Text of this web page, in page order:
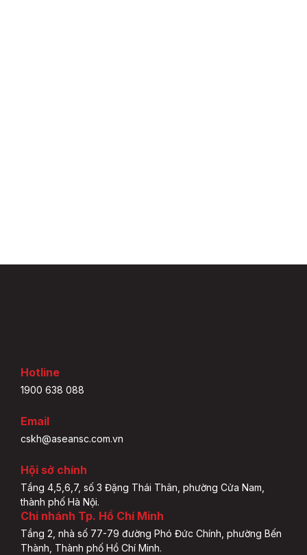
Hotline
1900 638 088
Email
cskh@aseansc.com.vn
Hội sở chính
Tầng 4,5,6,7, số 3 Đặng Thái Thân, phường Cửa Nam,
thành phố Hà Nội.
Chi nhánh Tp. Hồ Chí Minh
Tầng 2, nhà số 77-79 đường Phó Đức Chính, phường Bến
Thành, Thành phố Hồ Chí Minh.